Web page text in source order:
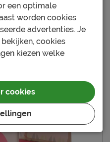
575.-
een optimale
worden cookies
advertenties. Je
bekijken, cookies
kiezen welke
cookies